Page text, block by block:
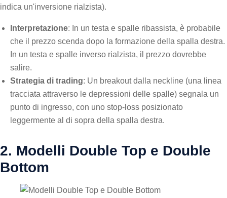
indica un'inversione rialzista).
Interpretazione: In un testa e spalle ribassista, è probabile
che il prezzo scenda dopo la formazione della spalla destra.
In un testa e spalle inverso rialzista, il prezzo dovrebbe
salire.
Strategia di trading: Un breakout dalla neckline (una linea
tracciata attraverso le depressioni delle spalle) segnala un
punto di ingresso, con uno stop-loss posizionato
leggermente al di sopra della spalla destra.
2. Modelli Double Top e Double
Bottom